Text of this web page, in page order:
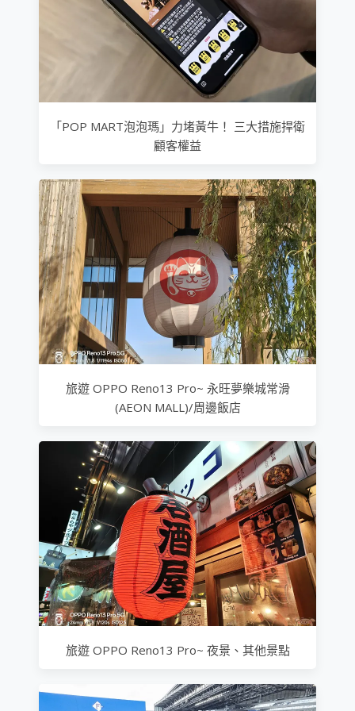
「POP MART泡泡瑪」力堵黃牛！ 三大措施捍衛
顧客權益
旅遊 OPPO Reno13 Pro~ 永旺夢樂城常滑
(AEON MALL)/周邊飯店
旅遊 OPPO Reno13 Pro~ 夜景、其他景點